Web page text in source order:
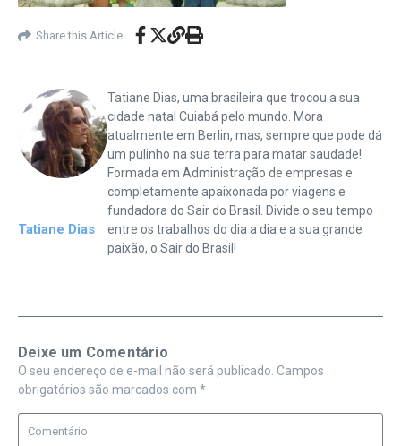
Share this Article
Tatiane Dias
Tatiane Dias, uma brasileira que trocou a sua
cidade natal Cuiabá pelo mundo. Mora
atualmente em Berlin, mas, sempre que pode dá
um pulinho na sua terra para matar saudade!
Formada em Administração de empresas e
completamente apaixonada por viagens e
fundadora do Sair do Brasil. Divide o seu tempo
entre os trabalhos do dia a dia e a sua grande
paixão, o Sair do Brasil!
Deixe um Comentário
O seu endereço de e-mail não será publicado. Campos
obrigatórios são marcados com *